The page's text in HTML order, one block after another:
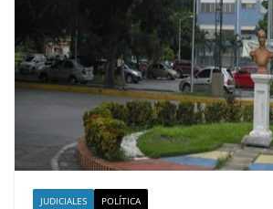
JUDICIALES POLÍTICA